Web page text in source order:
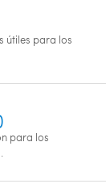
útiles para los
para los